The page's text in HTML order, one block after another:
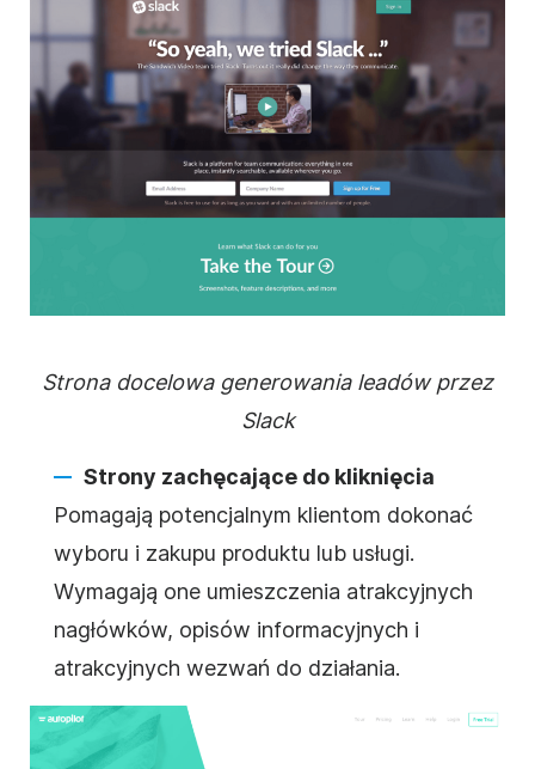
Strona docelowa generowania leadów przez
Slack
Strony zachęcające do kliknięcia
Pomagają potencjalnym klientom dokonać
wyboru i zakupu produktu lub usługi.
Wymagają one umieszczenia atrakcyjnych
nagłówków, opisów informacyjnych i
atrakcyjnych wezwań do działania.